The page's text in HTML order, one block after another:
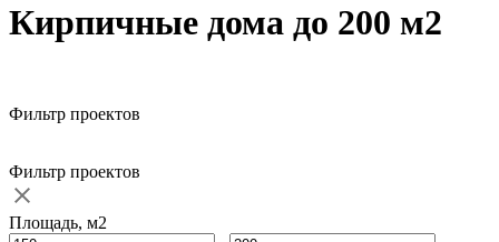
Кирпичные дома до 200 м2
Фильтр проектов
Фильтр проектов
Площадь, м2